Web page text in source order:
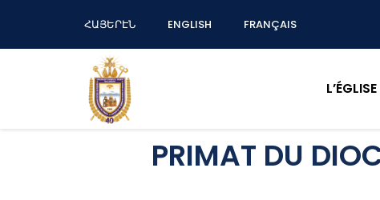
ՀԱՅԵՐԷՆ ENGLISH FRANÇAIS
PRIMAT DU